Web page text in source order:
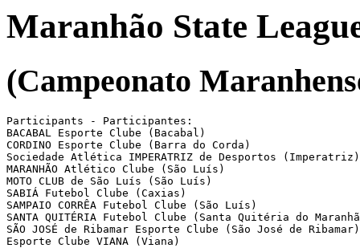
Maranhão State
(Campeonato
Participants - Participantes:
BACABAL Esporte Clube (Bacabal)
CORDINO Esporte Clube (Barra do Corda)
Sociedade Atlética IMPERATRIZ de Desportos (Imperatriz)
MARANHÃO Atlético Clube (São Luís)
MOTO CLUB de São Luís (São Luís)
SABIÁ Futebol Clube (Caxias)
SAMPAIO CORRÊA Futebol Clube (São Luís)
SANTA QUITÉRIA Futebol Clube (Santa Quitéria do
SÃO JOSÉ de Ribamar Esporte Clube (São José de Ribamar)
Esporte Clube VIANA (Viana)